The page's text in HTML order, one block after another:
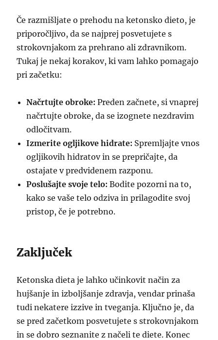
Če razmišljate o prehodu na ketonsko dieto, je
priporočljivo, da se najprej posvetujete s
strokovnjakom za prehrano ali zdravnikom.
Tukaj je nekaj korakov, ki vam lahko pomagajo
pri začetku:
Načrtujte obroke: Preden začnete, si vnaprej
načrtujte obroke, da se izognete nezdravim
odločitvam.
Izmerite ogljikove hidrate: Spremljajte vnos
ogljikovih hidratov in se prepričajte, da
ostajate v predvidenem razponu.
Poslušajte svoje telo: Bodite pozorni na to,
kako se vaše telo odziva in prilagodite svoj
pristop, če je potrebno.
Zaključek
Ketonska dieta je lahko učinkovit način za
hujšanje in izboljšanje zdravja, vendar prinaša
tudi nekatere izzive in tveganja. Ključno je, da
se pred začetkom posvetujete s strokovnjakom
in se dobro seznanite z načeli te diete. Konec